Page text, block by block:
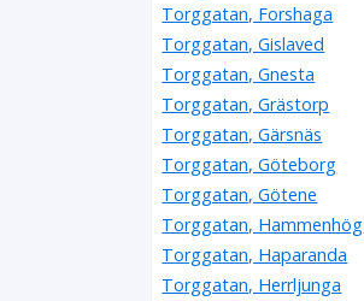
Torggatan, Forshaga
Torggatan, Gislaved
Torggatan, Gnesta
Torggatan, Grästorp
Torggatan, Gärsnäs
Torggatan, Göteborg
Torggatan, Götene
Torggatan, Hammenhög
Torggatan, Haparanda
Torggatan, Herrljunga